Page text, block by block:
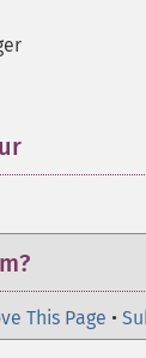
This Page •